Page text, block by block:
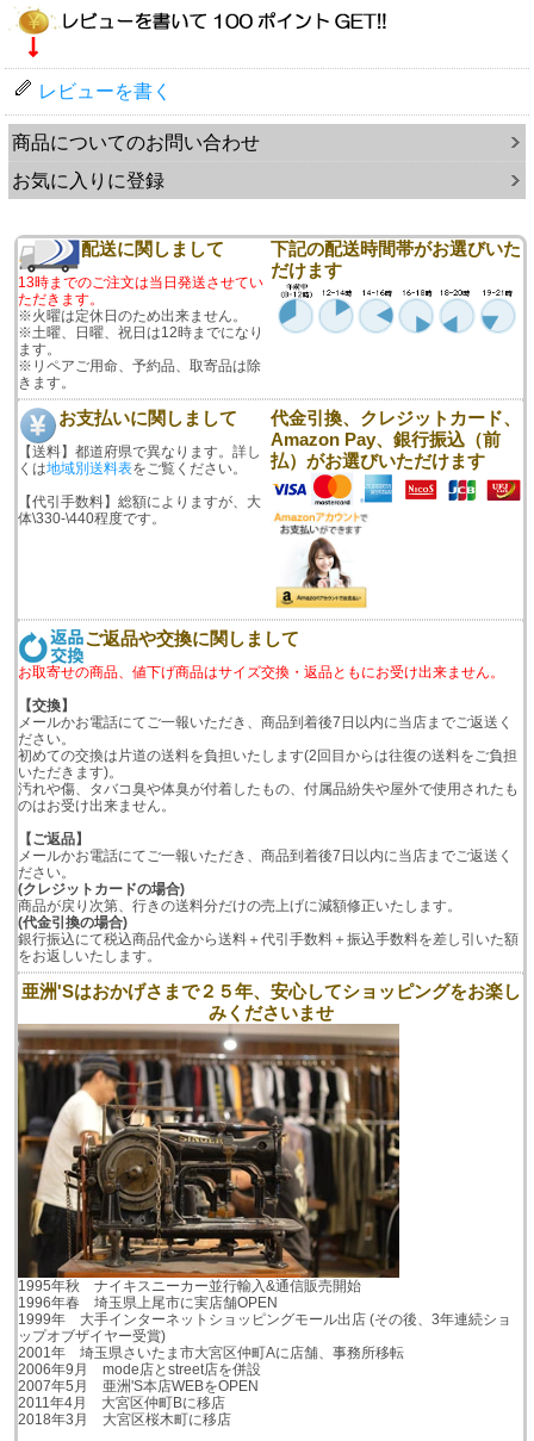
レビューを書く
商品についてのお問い合わせ
お気に入りに登録
配送に関しまして
13時までのご注文は当日発送させてい
ただきます。
※火曜は定休日のため出来ません。
※土曜、日曜、祝日は12時までになり
ます。
※リペアご用命、予約品、取寄品は除
きます。
下記の配送時間帯がお選びいた
だけます
お支払いに関しまして
【送料】都道府県で異なります。詳し
くは地域別送料表をご覧ください。
【代引手数料】総額によりますが、大
体\330-\440程度です。
代金引換、クレジットカード、
Amazon Pay、銀行振込（前
払）がお選びいただけます
ご返品や交換に関しまして
お取寄せの商品、値下げ商品はサイズ交換・返品ともにお受け出来ません。
【交換】
メールかお電話にてご一報いただき、商品到着後7日以内に当店までご返送く
ださい。
初めての交換は片道の送料を負担いたします(2回目からは往復の送料をご負担
いただきます)。
汚れや傷、タバコ臭や体臭が付着したもの、付属品紛失や屋外で使用されたも
のはお受け出来ません。
【ご返品】
メールかお電話にてご一報いただき、商品到着後7日以内に当店までご返送く
ださい。
(クレジットカードの場合)
商品が戻り次第、行きの送料分だけの売上げに減額修正いたします。
(代金引換の場合)
銀行振込にて税込商品代金から送料＋代引手数料＋振込手数料を差し引いた額
をお返しいたします。
亜洲'Sはおかげさまで２５年、安心してショッピングをお楽し
みくださいませ
1995年秋 ナイキスニーカー並行輸入&通信販売開始
1996年春 埼玉県上尾市に実店舗OPEN
1999年 大手インターネットショッピングモール出店 (その後、3年連続ショ
ップオブザイヤー受賞)
2001年 埼玉県さいたま市大宮区仲町Aに店舗、事務所移転
2006年9月 mode店とstreet店を併設
2007年5月 亜洲'S本店WEBをOPEN
2011年4月 大宮区仲町Bに移店
2018年3月 大宮区桜木町に移店